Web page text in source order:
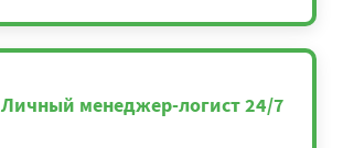
Личный менеджер-логист 24/7